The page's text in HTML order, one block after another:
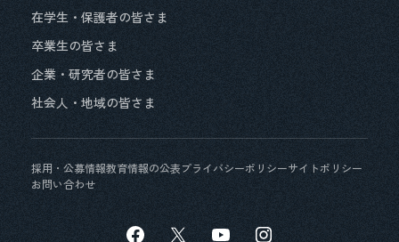
在学生・保護者の皆さま
卒業生の皆さま
企業・研究者の皆さま
社会人・地域の皆さま
採用・公募情報教育情報の公表プライバシーポリシーサイトポリシー
お問い合わせ